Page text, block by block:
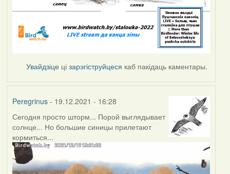
Увайдзіце цізарэгіструйцеся каб пакідаць каментары.
Peregrinus- 19.12.2021 - 16:28
Сегодня просто шторм... Порой выглядывает
солнце... Но большие синицы прилетают
кормиться...